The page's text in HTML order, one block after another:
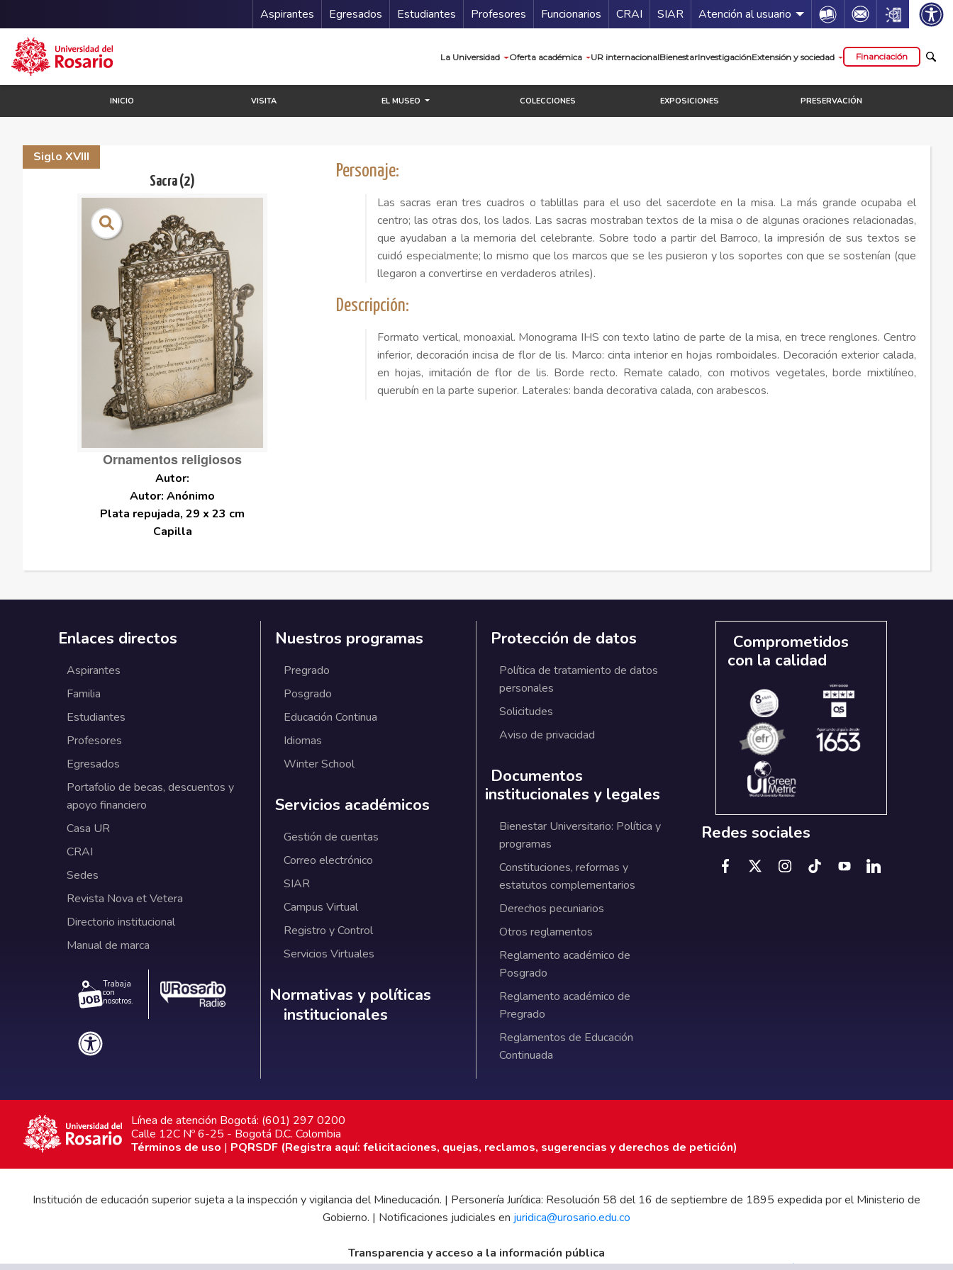
Menu Secundario
Aspirantes Egresados Estudiantes Profesores Funcionarios Guía de servicios
CRAI SIAR Atención al usuario Icon Icon Icon
La Universidad Oferta académica UR internacionalBienestarInvestigaciónExtensión y sociedad Financiación
INICIO VISITA EL MUSEO COLECCIONES EXPOSICIONES PRESERVACIÓN
Siglo XVIII
Sacra (2)
Ornamentos religiosos
Autor: Anónimo
Plata repujada, 29 x 23 cm
Capilla
Personaje:
Las sacras eran tres cuadros o tablillas para el uso del sacerdote en la misa. La más grande ocupaba el
centro; las otras dos, los lados. Las sacras mostraban textos de la misa o de algunas oraciones relacionadas,
que ayudaban a la memoria del celebrante. Sobre todo a partir del Barroco, la impresión de sus textos se
cuidó especialmente; lo mismo que los marcos que se les pusieron y los soportes con que se sostenían (que
llegaron a convertirse en verdaderos atriles).
Descripción:
Formato vertical, monoaxial. Monograma IHS con texto latino de parte de la misa, en trece renglones. Centro
inferior, decoración incisa de flor de lis. Marco: cinta interior en hojas romboidales. Decoración exterior calada,
en hojas, imitación de flor de lis. Borde recto. Remate calado, con motivos vegetales, borde mixtilíneo,
querubín en la parte superior. Laterales: banda decorativa calada, con arabescos.
Enlaces directos
Aspirantes
Familia
Estudiantes
Profesores
Egresados
Portafolio de becas, descuentos y
apoyo financiero
Casa UR
CRAI
Sedes
Revista Nova et Vetera
Directorio institucional
Manual de marca
Trabaja
con
nosotros.
Nuestros programas
Pregrado
Posgrado
Educación Continua
Idiomas
Winter School
Servicios académicos
Gestión de cuentas
Correo electrónico
SIAR
Campus Virtual
Registro y Control
Servicios Virtuales
Normativas y políticas institucionales
Normativas y políticas
institucionales
Protección de datos
Política de tratamiento de datos
personales
Solicitudes
Aviso de privacidad
Documentos
institucionales y legales
Bienestar Universitario: Política y
programas
Constituciones, reformas y
estatutos complementarios
Derechos pecuniarios
Otros reglamentos
Reglamento académico de
Posgrado
Reglamento académico de
Pregrado
Reglamentos de Educación
Continuada
Comprometidos
con la calidad
Redes sociales
Línea de atención Bogotá: (601) 297 0200
Calle 12C Nº 6-25 - Bogotá D.C. Colombia
Términos de uso | PQRSDF (Registra aquí: felicitaciones, quejas, reclamos, sugerencias y derechos de petición)
Institución de educación superior sujeta a la inspección y vigilancia del Mineducación. | Personería Jurídica: Resolución 58 del 16 de septiembre de 1895 expedida por el Ministerio de
Gobierno. | Notificaciones judiciales en juridica@urosario.edu.co
Transparencia y acceso a la información pública